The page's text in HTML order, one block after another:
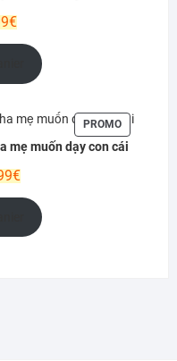
€Le
actuel
est :
PROMOPRODUIT
EN
mẹ muốn dạy con cái
€Le
actuel
est :